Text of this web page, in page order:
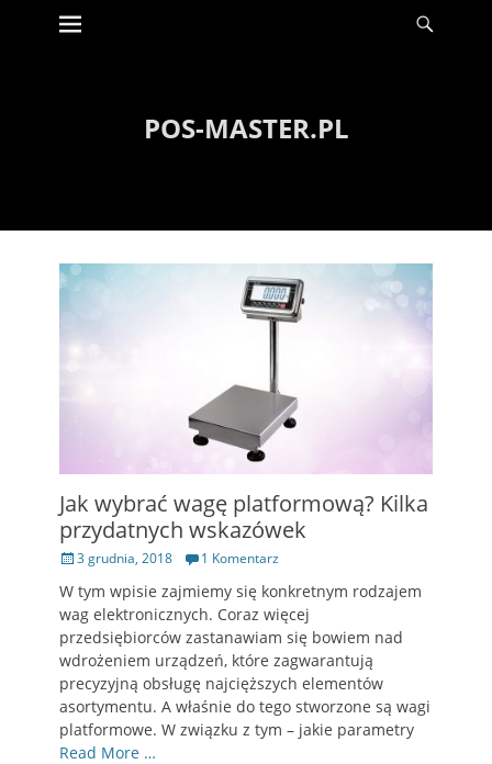
Wyświetl
zawartość
Menu
POS-MASTER.PL
Jak wybrać wagę platformową? Kilka
przydatnych wskazówek
Opublikowano
3 grudnia, 2018 1 Komentarz
W tym wpisie zajmiemy się konkretnym rodzajem
wag elektronicznych. Coraz więcej
przedsiębiorców zastanawiam się bowiem nad
wdrożeniem urządzeń, które zagwarantują
precyzyjną obsługę najcięższych elementów
asortymentu. A właśnie do tego stworzone są wagi
platformowe. W związku z tym – jakie parametry
Read More …